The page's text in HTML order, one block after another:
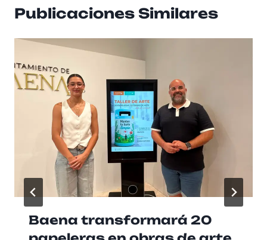
Publicaciones Similares
Baena transformará 20